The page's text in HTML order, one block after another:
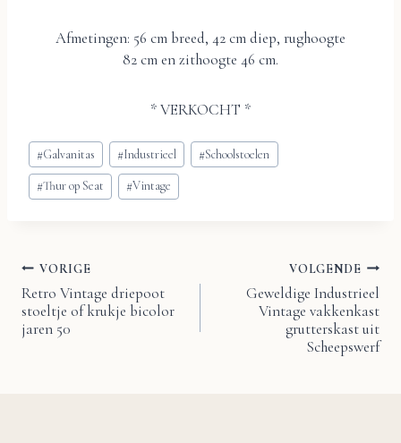
Afmetingen: 56 cm breed, 42 cm diep, rughoogte
82 cm en zithoogte 46 cm.
* VERKOCHT *
Bericht
tags:
#Galvanitas #Industrieel #Schoolstoelen
#Thur op Seat #Vintage
Bericht
navigatie
VORIGE
Retro Vintage driepoot
stoeltje of krukje bicolor
jaren 50
VOLGENDE
Geweldige Industrieel
Vintage vakkenkast
grutterskast uit
Scheepswerf